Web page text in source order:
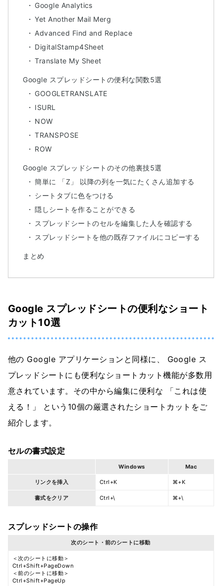
Google Analytics
Yet Another Mail Merg
Advanced Find and Replace
DigitalStamp4Sheet
Translate My Sheet
Google スプレッドシートの便利な関数5選
GOOGLETRANSLATE
ISURL
NOW
TRANSPOSE
ROW
Google スプレッドシートのその他裏技5選
簡単に 「Z」 以降の列を一気にたくさん追加する
シートタブに色をつける
隠しシートを作ることができる
スプレッドシートのセルを編集した人を確認する
スプレッドシートを他の既存ファイルにコピーする
まとめ
Google スプレッドシートの便利なショート
カット10選
他の Google アプリケーションと同様に、 Google ス
プレッドシートにも便利なショートカット機能が多数用
意されています。その中から編集に便利な 「これは使
える！」 という10個の厳選されたショートカットをご
紹介します。
セルの書式設定
Windows Mac
リンクを挿入 Ctrl+K ⌘+K
書式をクリア Ctrl+\ ⌘+\
スプレッドシートの操作
次のシート・前のシートに移動
＜次のシートに移動＞
Ctrl+Shift+PageDown
＜前のシートに移動＞
Ctrl+Shift+PageUp